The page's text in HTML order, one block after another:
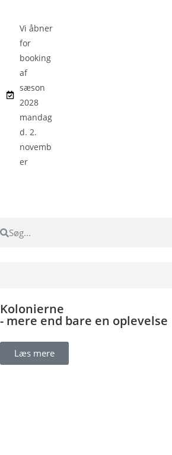
Vi åbner
for
booking
af
sæson
2028
mandag
d. 2.
novemb
er
Kolonierne
- mere end bare en oplevelse
Læs mere